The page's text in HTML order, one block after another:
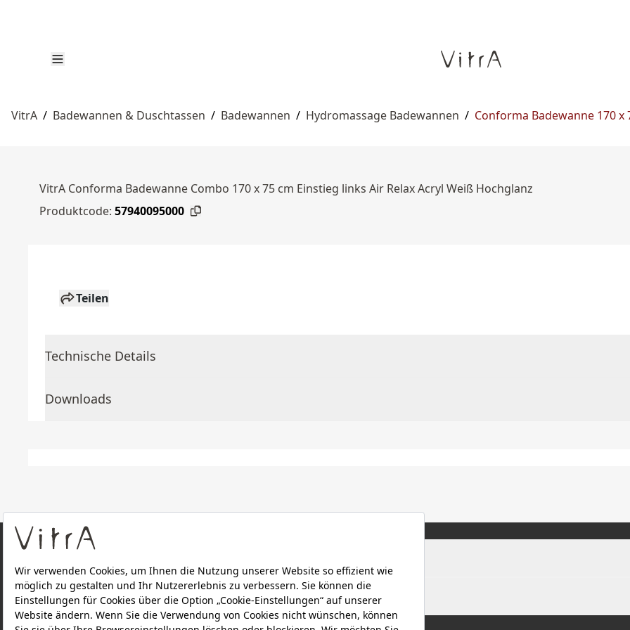
VitrA / Badewannen & Duschtassen / Badewannen / Hydromassage Badewannen / Conforma Badewanne 170 x
VitrA Conforma Badewanne Combo 170 x 75 cm Einstieg links Air Relax Acryl Weiß Hochglanz
Produktcode: 57940095000
Teilen
Technische Details
Downloads
PRODUKTE